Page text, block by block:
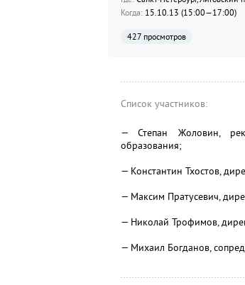
Когда:15.10.13 (15:00—17:00)
427 просмотров
Список участников:
— Степан Жоловин,
образования;
— Константин Тхостов,
— Максим Пратусевич,
— Николай Трофимов,
— Михаил Богданов,